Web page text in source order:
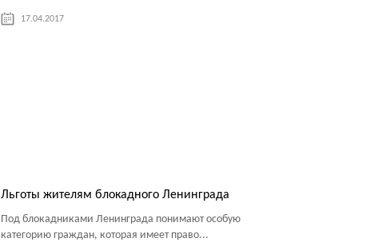
17.04.2017
Льготы жителям блокадного Ленинграда
Под блокадниками Ленинграда понимают особую
категорию граждан, которая имеет право...